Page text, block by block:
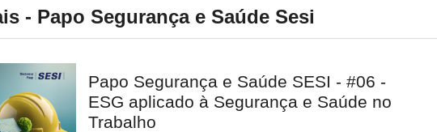
- Papo Segurança e Saúde Sesi
Papo Segurança e Saúde SESI - #06 -
ESG aplicado à Segurança e Saúde no
Trabalho
6
a ser administrada diretamente
Tribunal de Justiça